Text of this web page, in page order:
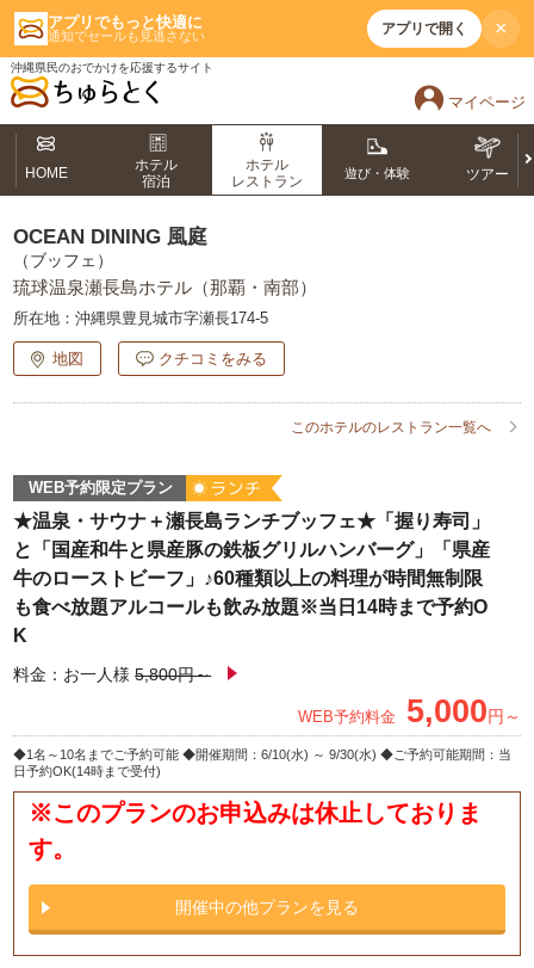
アプリでもっと快適に
通知でセールも見逃さない アプリで開く ×
沖縄県民のおでかけを応援するサイト
マイページ
HOME
ホテル
宿泊
ホテル
レストラン
遊び・体験 ツアー
OCEAN DINING 風庭
（ブッフェ）
琉球温泉瀬長島ホテル（那覇・南部）
所在地：沖縄県豊見城市字瀬長174‐5
地図 クチコミをみる
このホテルのレストラン一覧へ
WEB予約限定プラン
★温泉・サウナ＋瀬長島ランチブッフェ★「握り寿司」
と「国産和牛と県産豚の鉄板グリルハンバーグ」「県産
牛のローストビーフ」♪60種類以上の料理が時間無制限
も食べ放題アルコールも飲み放題※当日14時まで予約O
K
料金：お一人様 5,800円～
WEB予約料金 5,000円～
1名～10名までご予約可能 開催期間：6/10(水) ～ 9/30(水)
ご予約可能期間：当
日予約OK(14時まで受付)
※このプランのお申込みは休止しておりま
す。
開催中の他プランを見る